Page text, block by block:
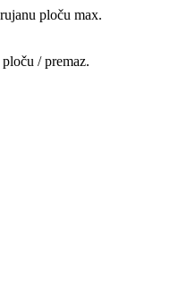
ploču max.
/ premaz.